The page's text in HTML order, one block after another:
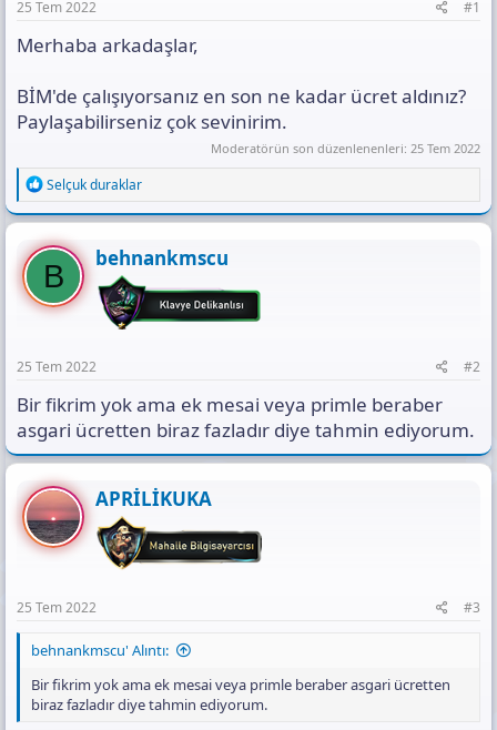
K
l
a
25 Tem 2022 #1
Merhaba arkadaşlar,
BİM'de çalışıyorsanız en son ne kadar ücret aldınız?
Paylaşabilirseniz çok sevinirim.
Moderatörün son düzenlenenleri: 25 Tem 2022
R
e
a
c
t
i
o
n
Selçuk duraklar
B behnankmscu
25 Tem 2022 #2
Bir fikrim yok ama ek mesai veya primle beraber
asgari ücretten biraz fazladır diye tahmin ediyorum.
APRİLİKUKA
25 Tem 2022 #3
behnankmscu' Alıntı:
Bir fikrim yok ama ek mesai veya primle beraber asgari ücretten
biraz fazladır diye tahmin ediyorum.